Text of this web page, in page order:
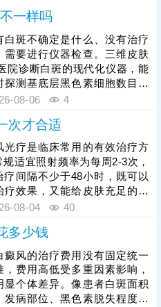
一样吗
白斑不确定是什么、没有治疗
需要进行仪器检查。三维皮肤
院诊断白斑的现代化仪器，能
探测基底层黑色素细胞数目、
运动轨迹等，为白斑诊断提供
样，检测出来的结果可能存在
差异，建议选择正规医院就
如石家庄远大中医皮肤病医
提供伍德灯、三维皮肤CT综合
全面分析病情，指导治疗，避
祛白误区。
08-06 4
次才合适
光疗是临床常用的有效治疗方
规适宜照射频率为每周2-3次，
疗间隔不少于48小时，既可以
疗效果，又能给皮肤充足的修
，具体照射频次、起始剂量和
需结合患者白斑面积、发病部
肤耐受度及病情分期，严格遵
调整，不可自行增减次数或照
。治疗白癜风的光疗方法有很
：308准分子激光、311窄谱
患者可根据自身皮损情况选择
08-04 40
多少钱
癜风的治疗费用没有固定统一
，费用高低受多重因素影响，
显个体差异。像患者白斑面积
发病部位、黑色素脱失程度不